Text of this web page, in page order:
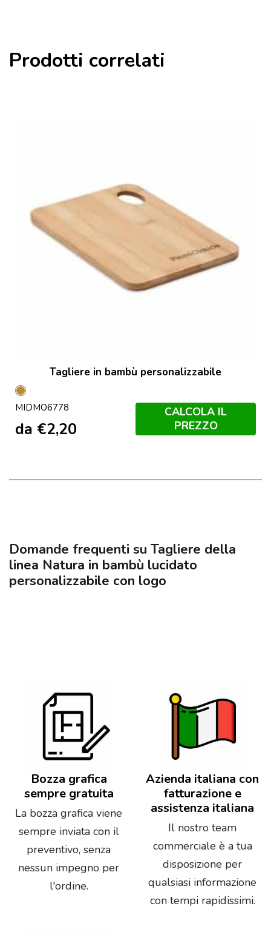
Prodotti correlati
Tagliere in bambù personalizzabile
Legno
MIDMO6778
da €2,20
CALCOLA IL
PREZZO
Domande frequenti su Tagliere della
linea Natura in bambù lucidato
personalizzabile con logo
Bozza grafica
sempre gratuita
La bozza grafica viene
sempre inviata con il
preventivo, senza
nessun impegno per
l'ordine.
Azienda italiana con
fatturazione e
assistenza italiana
Il nostro team
commerciale è a tua
disposizione per
qualsiasi informazione
con tempi rapidissimi.